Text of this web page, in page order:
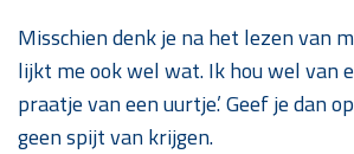
Misschien denk je na het lezen van
lijkt me ook wel wat. Ik hou wel van
praatje van een uurtje.’ Geef je dan
geen spijt van krijgen.